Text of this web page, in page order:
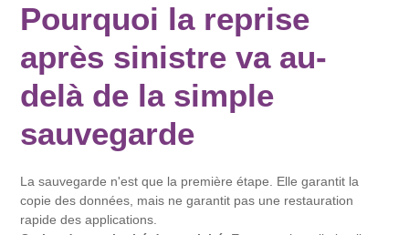
Pourquoi la reprise
après sinistre va au-
delà de la simple
sauvegarde
La sauvegarde n'est que la première étape. Elle garantit la
copie des données, mais ne garantit pas une restauration
rapide des applications.